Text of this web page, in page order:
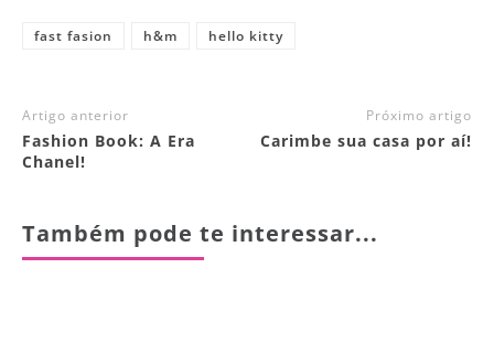
fast fasion h&m hello kitty
Artigo anterior
Fashion Book: A Era
Chanel!
Próximo artigo
Carimbe sua casa por aí!
Também pode te interessar...